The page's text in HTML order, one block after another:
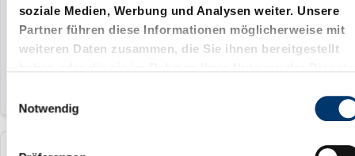
soziale Medien, Werbung und Analysen weiter. Unsere
Partner führen diese Informationen möglicherweise mit
weiteren Daten zusammen, die Sie ihnen bereitgestellt
Notwendig
5
1000 mm